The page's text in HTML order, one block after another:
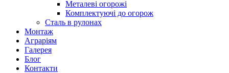
Металеві огорожі
Комплектуючі до огорож
Сталь в рулонах
Монтаж
Аграріям
Галерея
Блог
Контакти